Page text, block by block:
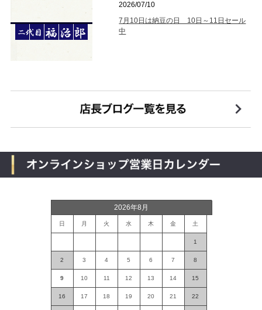
2026/07/10
7月10日は納豆の日 10日～11日セール
中
2026年8月
日 月 火 水 木 金 土
1
2 3 4 5 6 7 8
9 10 11 12 13 14 15
16 17 18 19 20 21 22